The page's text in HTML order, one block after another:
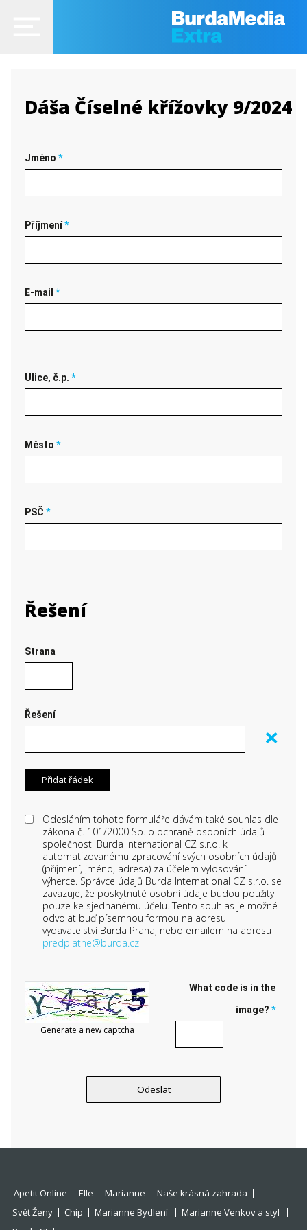
Dáša Číselné křížovky 9/2024
Jméno *
Příjmení*
E-mail *
Ulice, č.p. *
Město *
PSČ *
Řešení
Strana
Řešení
Odesláním tohoto formuláře dávám také souhlas dle
zákona č. 101/2000 Sb. o ochraně osobních údajů
společnosti Burda International CZ s.r.o. k
automatizovanému zpracování svých osobních údajů
(příjmení, jméno, adresa) za účelem vylosování
výherce. Správce údajů Burda International CZ s.r.o. se
zavazuje, že poskytnuté osobní údaje budou použity
pouze ke sjednanému účelu. Tento souhlas je možné
odvolat buď písemnou formou na adresu
vydavatelství Burda Praha, nebo emailem na adresu
predplatne@burda.cz
Generate a new captcha
What code is in the
image? *
Apetit Online Elle Marianne
Naše krásná zahrada
Svět Ženy
Chip Marianne Bydlení
Marianne Venkov a styl